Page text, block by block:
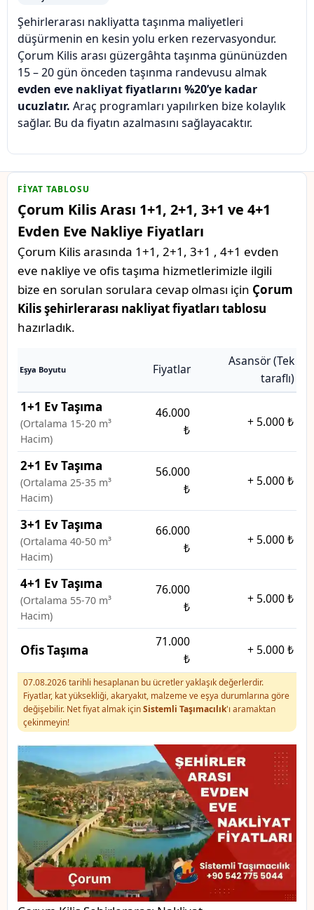
Şehirlerarası nakliyatta taşınma maliyetleri
düşürmenin en kesin yolu erken rezervasyondur.
Çorum Kilis arası güzergâhta taşınma gününüzden
15 – 20 gün önceden taşınma randevusu almak
evden eve nakliyat fiyatlarını %20’ye kadar
ucuzlatır. Araç programları yapılırken bize kolaylık
sağlar. Bu da fiyatın azalmasını sağlayacaktır.
FIYAT TABLOSU
Çorum Kilis Arası 1+1, 2+1, 3+1 ve 4+1
Evden Eve Nakliye Fiyatları
Çorum Kilis arasında 1+1, 2+1, 3+1 , 4+1 evden
eve nakliye ve ofis taşıma hizmetlerimizle ilgili
bize en sorulan sorulara cevap olması için Çorum
Kilis şehirlerarası nakliyat fiyatları tablosu
hazırladık.
Eşya Boyutu Fiyatlar
Asansör (Tek
taraflı)
1+1 Ev Taşıma
(Ortalama 15-20 m³
Hacim)
46.000
₺
+ 5.000 ₺
2+1 Ev Taşıma
(Ortalama 25-35 m³
Hacim)
56.000
₺
+ 5.000 ₺
3+1 Ev Taşıma
(Ortalama 40-50 m³
Hacim)
66.000
₺
+ 5.000 ₺
4+1 Ev Taşıma
(Ortalama 55-70 m³
Hacim)
76.000
₺
+ 5.000 ₺
Ofis Taşıma
71.000
₺
+ 5.000 ₺
07.08.2026 tarihli hesaplanan bu ücretler yaklaşık değerlerdir.
Fiyatlar, kat yüksekliği, akaryakıt, malzeme ve eşya durumlarına göre
değişebilir. Net fiyat almak içinSistemli Taşımacılık'ı aramaktan
çekinmeyin!